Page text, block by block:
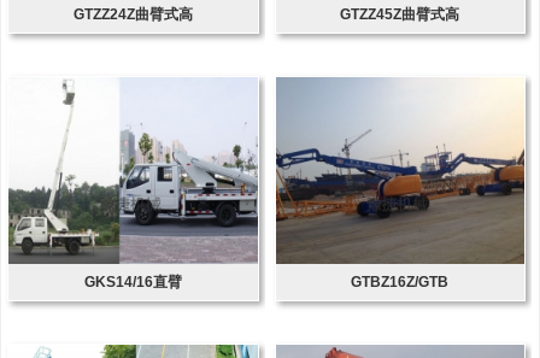
GTZZ24Z曲臂式高 GTZZ45Z曲臂式高
GKS14/16直臂 GTBZ16Z/GTB